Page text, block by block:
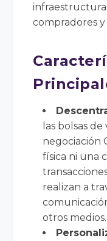
infraestructura
compradores
las bolsas
negociación
física ni una
realizan a
otros medios.